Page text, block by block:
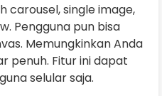
carousel, single image,
Pengguna pun bisa
Memungkinkan Anda
penuh. Fitur ini dapat
selular saja.